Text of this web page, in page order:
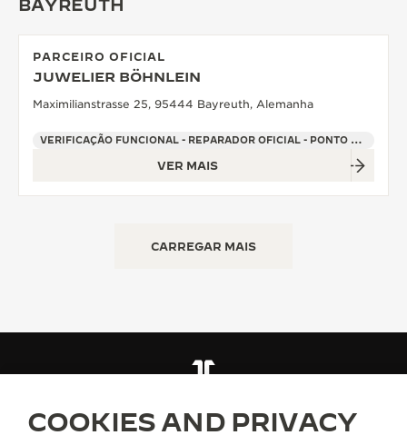
BAYREUTH
PARCEIRO OFICIAL
JUWELIER BÖHNLEIN
Maximilianstrasse 25, 95444 Bayreuth, Alemanha
VERIFICAÇÃO FUNCIONAL - REPARADOR OFICIAL - PONTO DE VENDAS
VER MAIS
CARREGAR MAIS
ALEMANHA
COOKIES AND PRIVACY